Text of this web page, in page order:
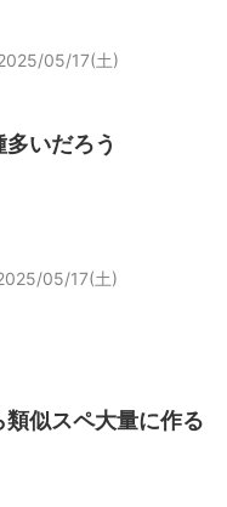
05/17(土)
いだろう
05/17(土)
似スペ大量に作る